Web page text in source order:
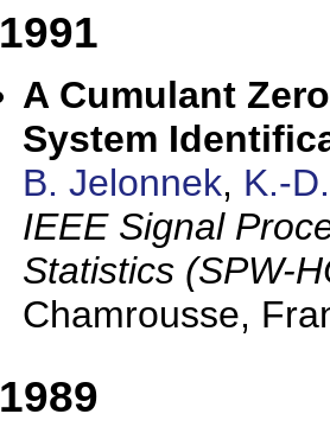
1991
A Cumulant
System
B. Jelonnek, K.-
IEEE Signal
Statistics (SPW-
Chamrousse,
1989